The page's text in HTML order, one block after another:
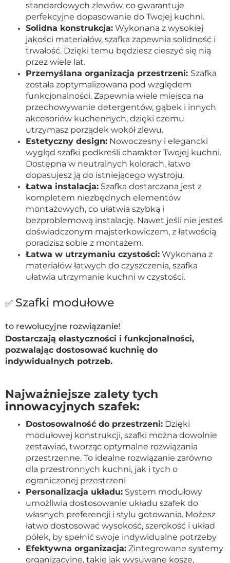
standardowych zlewów, co gwarantuje
perfekcyjne dopasowanie do Twojej kuchni.
Solidna konstrukcja: Wykonana z wysokiej
jakości materiałów, szafka zapewnia solidność i
trwałość. Dzięki temu będziesz cieszyć się nią
przez wiele lat.
Przemyślana organizacja przestrzeni: Szafka
została zoptymalizowana pod względem
funkcjonalności. Zapewnia wiele miejsca na
przechowywanie detergentów, gąbek i innych
akcesoriów kuchennych, dzięki czemu
utrzymasz porządek wokół zlewu.
Estetyczny design: Nowoczesny i elegancki
wygląd szafki podkreśli charakter Twojej kuchni.
Dostępna w neutralnych kolorach, łatwo
dopasujesz ją do istniejącego wystroju.
Łatwa instalacja: Szafka dostarczana jest z
kompletem niezbędnych elementów
montażowych, co ułatwia szybką i
bezproblemową instalację. Nawet jeśli nie jesteś
doświadczonym majsterkowiczem, z łatwością
poradzisz sobie z montażem.
Łatwa w utrzymaniu czystości: Wykonana z
materiałów łatwych do czyszczenia, szafka
ułatwia utrzymanie kuchni w czystości.
✅ Szafki modułowe
to rewolucyjne rozwiązanie!
Dostarczają elastyczności i funkcjonalności,
pozwalając dostosować kuchnię do
indywidualnych potrzeb.
Najważniejsze zalety tych
innowacyjnych szafek:
Dostosowalność do przestrzeni: Dzięki
modułowej konstrukcji, szafki można dowolnie
zestawiać, tworząc optymalne rozwiązania
przestrzenne. To idealne rozwiązanie zarówno
dla przestronnych kuchni, jak i tych o
ograniczonej przestrzeni
Personalizacja układu: System modułowy
umożliwia dostosowanie układu szafek do
własnych preferencji i stylu gotowania. Możesz
łatwo dostosować wysokość, szerokość i układ
półek, by spełnić swoje indywidualne potrzeby
Efektywna organizacja: Zintegrowane systemy
organizacyjne, takie jak wysuwane kosze,